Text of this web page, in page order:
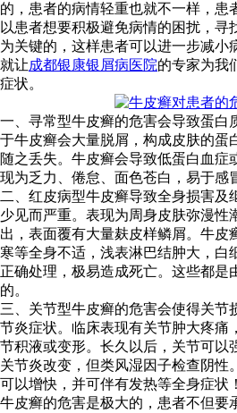
的，患者的病情轻重也就不一样，患
以患者想要积极避免病情的困扰，寻
为关键的，这样患者可以进一步减小
就让成都银康银屑病医院的专家为我
症状。
一、寻常型牛皮癣的危害会导致蛋白
于牛皮癣会大量脱屑，构成皮肤的蛋
随之丢失。牛皮癣会导致低蛋白血症
现为乏力、倦怠、面色苍白，易于感
二、红皮病型牛皮癣导致全身损害及
少见而严重。表现为周身皮肤弥漫性
出，表面覆有大量麸皮样鳞屑。牛皮
寒等全身不适，浅表淋巴结肿大，白
正确处理，极易造成死亡。这些都是
的。
三、关节型牛皮癣的危害会使得关节
节炎症状。临床表现有关节肿大疼痛
节积液或变形。长久以后，关节可以
关节炎改变，但类风湿因子检查阴性
可以增快，并可伴有发热等全身症状！
牛皮癣的危害是极大的，患者不但要